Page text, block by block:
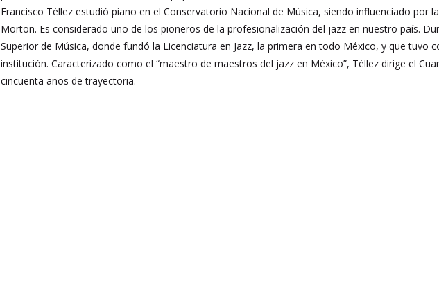
Francisco Téllez estudió piano en el Conservatorio Nacional de Música, siendo influenciado por
Morton. Es considerado uno de los pioneros de la profesionalización del jazz en nuestro país.
Superior de Música, donde fundó la Licenciatura en Jazz, la primera en todo México, y que tuvo
institución. Caracterizado como el “maestro de maestros del jazz en México”, Téllez dirige el
cincuenta años de trayectoria.